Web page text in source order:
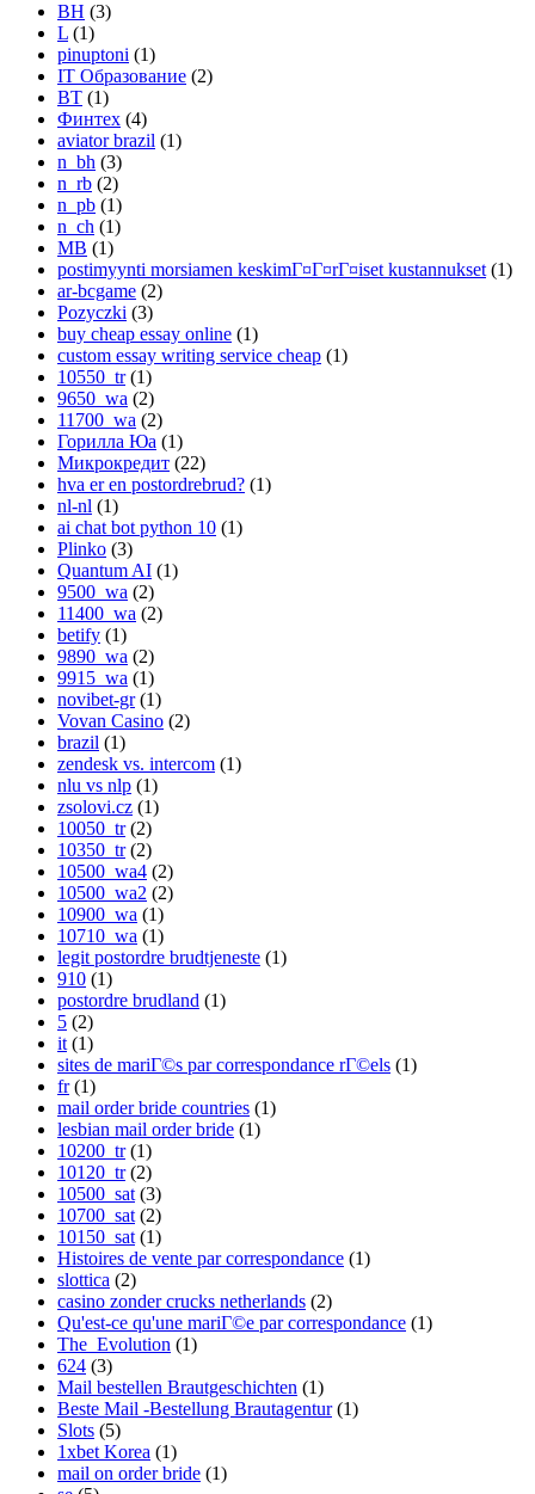
BH (3)
L (1)
pinuptoni (1)
IT Образование (2)
BT (1)
Финтех (4)
aviator brazil (1)
n_bh (3)
n_rb (2)
n_pb (1)
n_ch (1)
MB (1)
postimyynti morsiamen keskimГ¤Г¤rГ¤iset kustannukset (1)
ar-bcgame (2)
Pozyczki (3)
buy cheap essay online (1)
custom essay writing service cheap (1)
10550_tr(1)
9650_wa (2)
11700_wa (2)
Горилла Юа (1)
Микрокредит (22)
hva er en postordrebrud? (1)
nl-nl (1)
ai chat bot python 10 (1)
Plinko (3)
Quantum AI (1)
9500_wa (2)
11400_wa (2)
betify (1)
9890_wa (2)
9915_wa (1)
novibet-gr(1)
Vovan Casino (2)
brazil (1)
zendesk vs. intercom (1)
nlu vs nlp (1)
zsolovi.cz (1)
10050_tr(2)
10350_tr(2)
10500_wa4 (2)
10500_wa2 (2)
10900_wa (1)
10710_wa (1)
legit postordre brudtjeneste (1)
910 (1)
postordre brudland (1)
5 (2)
it (1)
sites de mariГ©s par correspondance rГ©els (1)
fr(1)
mail order bride countries (1)
lesbian mail order bride (1)
10200_tr(1)
10120_tr(2)
10500_sat (3)
10700_sat (2)
10150_sat (1)
Histoires de vente par correspondance (1)
slottica (2)
casino zonder crucks netherlands (2)
Qu'est-ce qu'une mariГ©e par correspondance (1)
The_Evolution (1)
624 (3)
Mail bestellen Brautgeschichten (1)
Beste Mail -Bestellung Brautagentur(1)
Slots (5)
1xbet Korea (1)
mail on order bride (1)